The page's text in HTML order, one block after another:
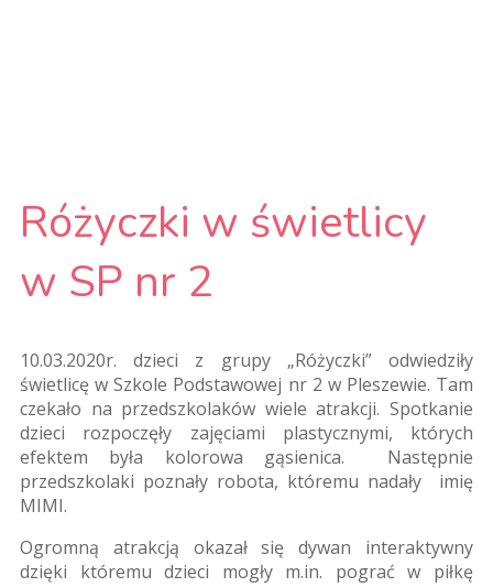
Różyczki w świetlicy
w SP nr 2
10.03.2020r. dzieci z grupy „Różyczki” odwiedziły
świetlicę w Szkole Podstawowej nr 2 w Pleszewie. Tam
czekało na przedszkolaków wiele atrakcji. Spotkanie
dzieci rozpoczęły zajęciami plastycznymi, których
efektem była kolorowa gąsienica. Następnie
przedszkolaki poznały robota, któremu nadały imię
MIMI.
Ogromną atrakcją okazał się dywan interaktywny
dzięki któremu dzieci mogły m.in. pograć w piłkę